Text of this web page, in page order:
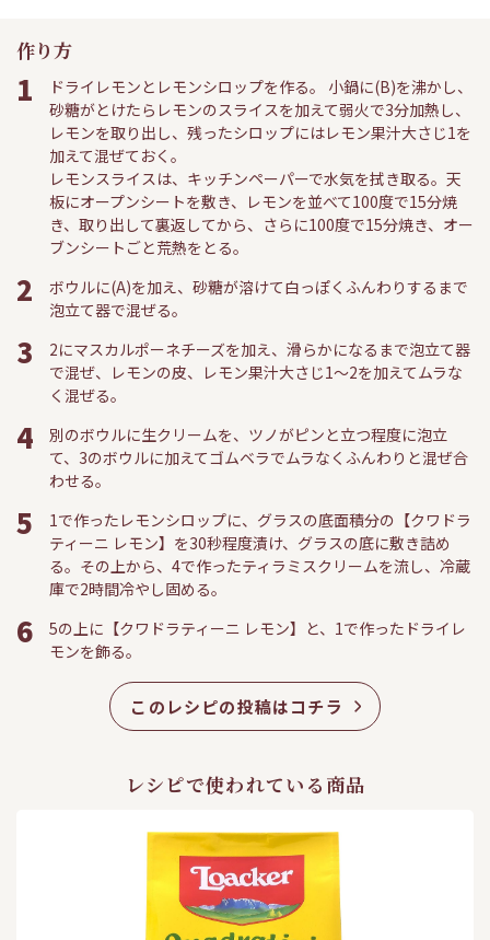
作り方
1
ドライレモンとレモンシロップを作る。 小鍋に(B)を沸かし、
砂糖がとけたらレモンのスライスを加えて弱火で3分加熱し、
レモンを取り出し、残ったシロップにはレモン果汁大さじ1を
加えて混ぜておく。
レモンスライスは、キッチンペーパーで水気を拭き取る。天
板にオープンシートを敷き、レモンを並べて100度で15分焼
き、取り出して裏返してから、さらに100度で15分焼き、オー
ブンシートごと荒熱をとる。
2
ボウルに(A)を加え、砂糖が溶けて白っぽくふんわりするまで
泡立て器で混ぜる。
3
2にマスカルポーネチーズを加え、滑らかになるまで泡立て器
で混ぜ、レモンの皮、レモン果汁大さじ1〜2を加えてムラな
く混ぜる。
4
別のボウルに生クリームを、ツノがピンと立つ程度に泡立
て、3のボウルに加えてゴムベラでムラなくふんわりと混ぜ合
わせる。
5
1で作ったレモンシロップに、グラスの底面積分の【クワドラ
ティーニ レモン】を30秒程度漬け、グラスの底に敷き詰め
る。その上から、4で作ったティラミスクリームを流し、冷蔵
庫で2時間冷やし固める。
6
5の上に【クワドラティーニ レモン】と、1で作ったドライレ
モンを飾る。
このレシピの投稿はコチラ
レシピで使われている商品